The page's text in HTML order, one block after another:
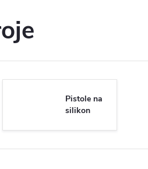
Pistole na
silikon